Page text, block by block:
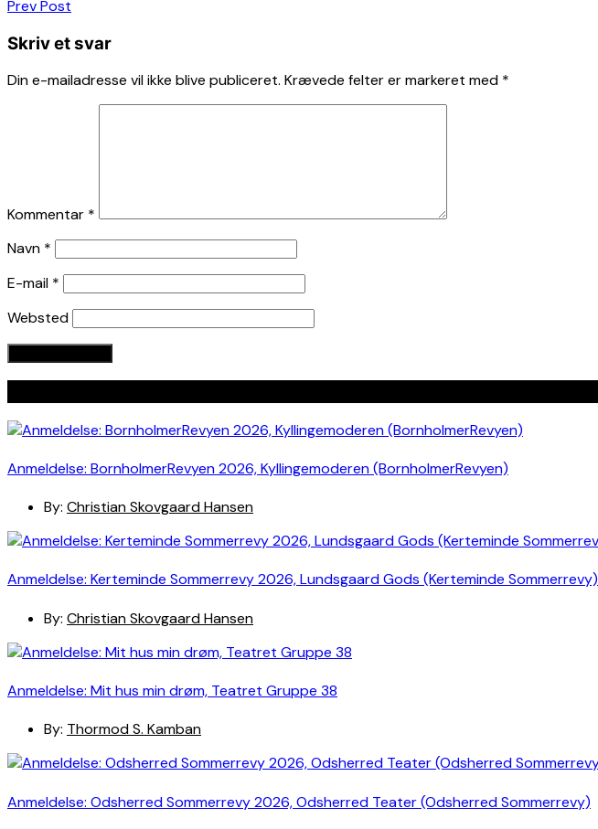
Indlægsnavigation
Prev Post
Skriv et svar
Din e-mailadresse vil ikke blive publiceret. Krævede felter er markeret med *
Kommentar *
Navn *
E-mail *
Websted
Anmeldelse: BornholmerRevyen 2026, Kyllingemoderen (BornholmerRevyen)
By: Christian Skovgaard Hansen
Anmeldelse: Kerteminde Sommerrevy 2026, Lundsgaard Gods (Kerteminde Sommerrevy)
By: Christian Skovgaard Hansen
Anmeldelse: Mit hus min drøm, Teatret Gruppe 38
By: Thormod S. Kamban
Anmeldelse: Odsherred Sommerrevy 2026, Odsherred Teater (Odsherred Sommerrevy)